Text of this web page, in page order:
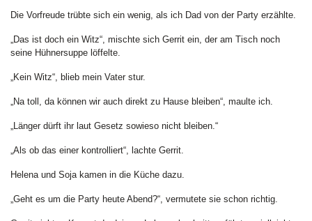
Die Vorfreude trübte sich ein wenig, als ich Dad von der Party erzählte.
„Das ist doch ein Witz“, mischte sich Gerrit ein, der am Tisch noch
seine Hühnersuppe löffelte.
„Kein Witz“, blieb mein Vater stur.
„Na toll, da können wir auch direkt zu Hause bleiben“, maulte ich.
„Länger dürft ihr laut Gesetz sowieso nicht bleiben.“
„Als ob das einer kontrolliert“, lachte Gerrit.
Helena und Soja kamen in die Küche dazu.
„Geht es um die Party heute Abend?“, vermutete sie schon richtig.